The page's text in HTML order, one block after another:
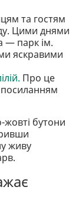
та гостям
Цими днями
— парк ім.
яскравими
Про це
жовті бутони
живу